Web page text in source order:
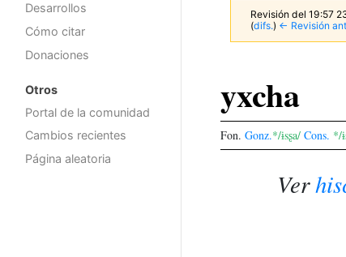
Desarrollos
Cómo citar
Donaciones
Otros
Portal de la comunidad
Cambios recientes
Página aleatoria
Revisión del 19:57
(difs.) ← Revisión
yxcha
Fon. Gonz.*/ɨsʂa/ Cons. */
Ver